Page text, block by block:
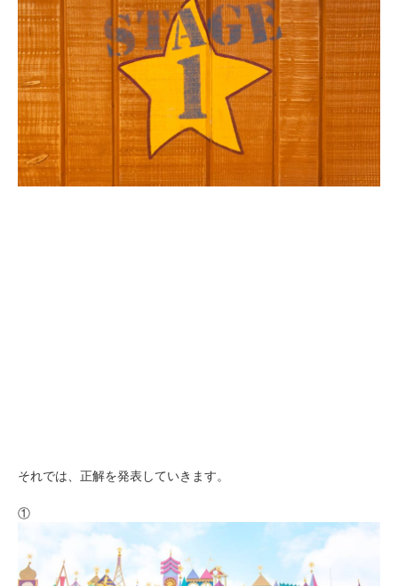
それでは、正解を発表していきます。
①